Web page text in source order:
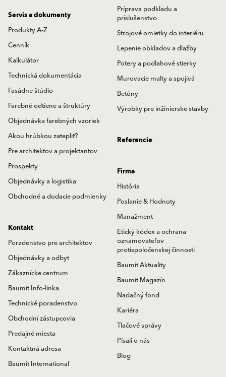
Príprava podkladu a
príslušenstvo
Strojové omietky do interiéru
Lepenie obkladov a dlažby
Potery a podlahové stierky
Murovacie malty a spojivá
Betóny
Výrobky pre inžinierske stavby
Servis a dokumenty
Produkty A-Z
Cenník
Kalkulátor
Technická dokumentácia
Fasádne štúdio
Farebné odtiene a štruktúry
Objednávka farebných vzoriek
Akou hrúbkou zatepliť?
Pre architektov a projektantov
Prospekty
Objednávky a logistika
Obchodné a dodacie podmienky
Referencie
Firma
História
Poslanie & Hodnoty
Manažment
Etický kódex a ochrana
oznamovateľov
protispoločenskej činnosti
Baumit Aktuality
Baumit Magazín
Nadačný fond
Kariéra
Tlačové správy
Písali o nás
Blog
Kontakt
Poradenstvo pre architektov
Objednávky a odbyt
Zákaznícke centrum
Baumit Info-linka
Technické poradenstvo
Obchodní zástupcovia
Predajné miesta
Kontaktná adresa
Baumit International